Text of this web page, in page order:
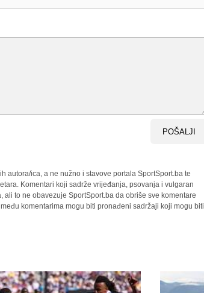
POŠALJI
autora/ica, a ne nužno i stavove portala SportSport.ba te
Komentari koji sadrže vrijeđanja, psovanja i vulgaran
to ne obavezuje SportSport.ba da obriše sve komentare
komentarima mogu biti pronađeni sadržaji koji mogu biti